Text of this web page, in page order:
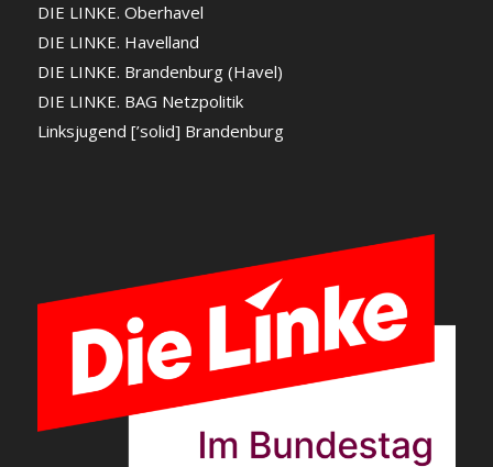
DIE LINKE. Oberhavel
DIE LINKE. Havelland
DIE LINKE. Brandenburg (Havel)
DIE LINKE. BAG Netzpolitik
Linksjugend [’solid] Brandenburg